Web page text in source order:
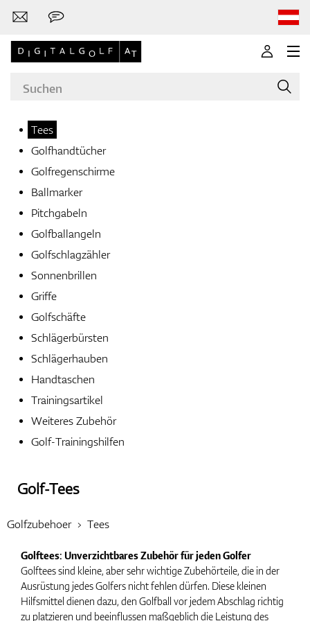
Bags
Trolleys
Tees
Golfhandtücher
Golfregenschirme
Ballmarker
Pitchgabeln
Golfballangeln
Golfschlagzähler
Sonnenbrillen
Griffe
Golfschäfte
Schlägerbürsten
Schlägerhauben
Handtaschen
Trainingsartikel
Weiteres Zubehör
Golf-Trainingshilfen
Golf-Tees
Golfzubehoer Tees
Golftees: Unverzichtbares Zubehör für jeden Golfer
Golftees sind kleine, aber sehr wichtige Zubehörteile, die in der
Ausrüstung jedes Golfers nicht fehlen dürfen. Diese kleinen
Hilfsmittel dienen dazu, den Golfball vor jedem Abschlag richtig
zu platzieren und beeinflussen maßgeblich die Leistung des